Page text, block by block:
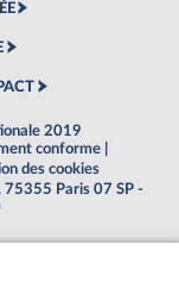
2019
conforme
des cookies
75355 Paris 07 SP -